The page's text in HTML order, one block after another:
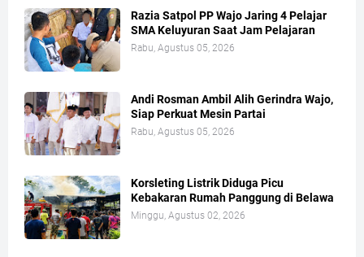
Razia Satpol PP Wajo Jaring 4 Pelajar
SMA Keluyuran Saat Jam Pelajaran
Rabu, Agustus 05, 2026
Andi Rosman Ambil Alih Gerindra Wajo,
Siap Perkuat Mesin Partai
Rabu, Agustus 05, 2026
Korsleting Listrik Diduga Picu
Kebakaran Rumah Panggung di Belawa
Minggu, Agustus 02, 2026